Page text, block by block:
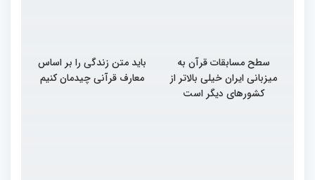
سطح مسابقات قرآن به
میزبانی ایران خیلی بالاتر از
کشورهای دیگر است
باید متن زندگی را بر اساس
معارف قرآنی چیدمان کنیم